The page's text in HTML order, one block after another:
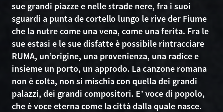
sue grandi piazze e nelle strade nere, fra i suoi
sguardi a punta de cortello lungo le rive der Fiume
che la nutre come una vena, come una ferita. Fra le
sue estasi e le sue disfatte è possibile rintracciare
RUMA, un’origine, una provenienza, una radice e
insieme un porto, un approdo. La canzone romana
non è colta, non si mischia con quella dei grandi
palazzi, dei grandi compositori. E’ voce di popolo,
che è voce eterna come la città dalla quale nasce.